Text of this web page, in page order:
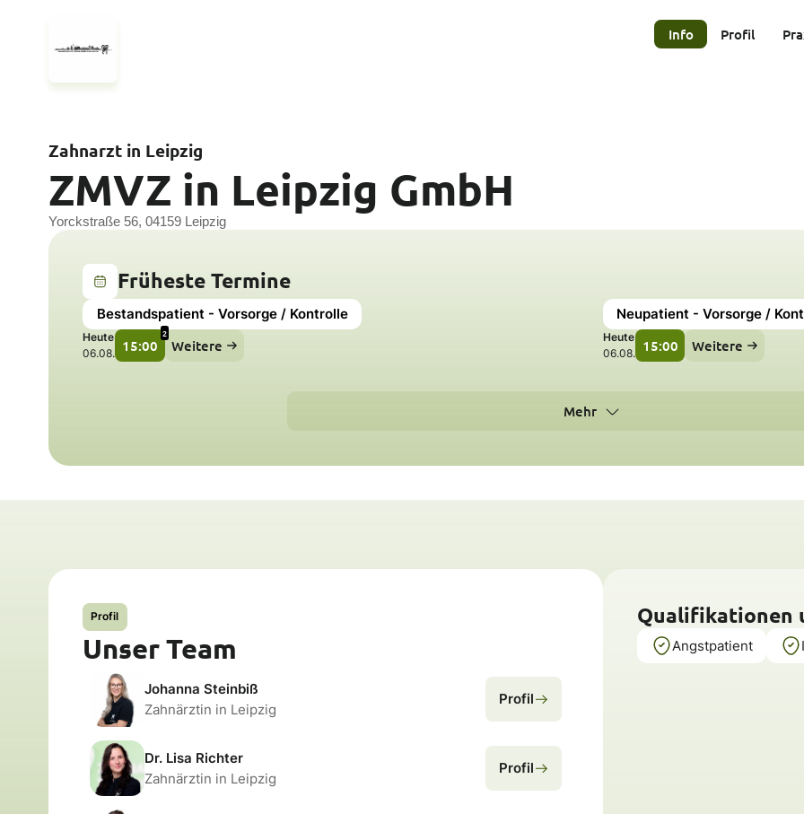
Info Profil
Zahnarzt in Leipzig
ZMVZ in Leipzig GmbH
Yorckstraße 56, 04159 Leipzig
Früheste Termine
Bestandspatient - Vorsorge / Kontrolle
Heute
06.08. 15:00
2
Weitere
Neupatient - Vorsorge /
Heute
06.08. 15:00 Weitere
Mehr
Profil
Unser Team
Johanna Steinbiß
Zahnärztin in Leipzig
Profil
Dr. Lisa Richter
Zahnärztin in Leipzig
Profil
Qualifikationen
Angstpatient